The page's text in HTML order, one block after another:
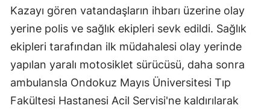
Kazayı gören vatandaşların ihbarı üzerine olay
yerine polis ve sağlık ekipleri sevk edildi. Sağlık
ekipleri tarafından ilk müdahalesi olay yerinde
yapılan yaralı motosiklet sürücüsü, daha sonra
ambulansla Ondokuz Mayıs Üniversitesi Tıp
Fakültesi Hastanesi Acil Servisi'ne kaldırılarak